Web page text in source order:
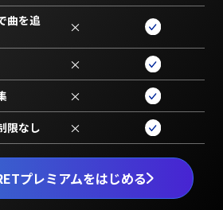
プレミアムをはじめる
曲を追
×
×
×
限なし ×